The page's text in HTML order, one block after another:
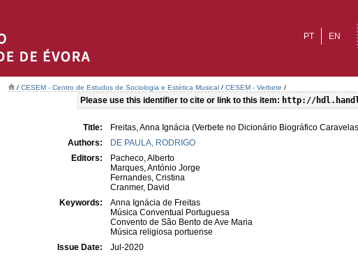
EN
PT
/ CESEM - Centro de Estudos de Sociologia e Estética Musical / CESEM - Verbete /
Please use this identifier to cite or link to this item: http://
Title:
Freitas, Anna Ignácia (Verbete no Dicionário Biográfico
Authors:
DE PAULA, RODRIGO
Editors:
Pacheco, Alberto
Marques, António Jorge
Fernandes, Cristina
Cranmer, David
Keywords:
Anna Ignácia de Freitas
Música Conventual Portuguesa
Convento de São Bento de Ave Maria
Música religiosa portuense
Issue Date:
Jul-2020